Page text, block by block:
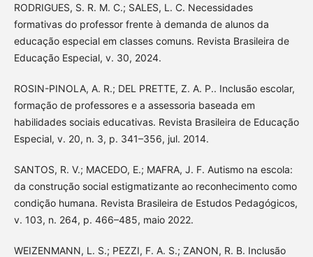
RODRIGUES, S. R. M. C.; SALES, L. C. Necessidades
formativas do professor frente à demanda de alunos da
educação especial em classes comuns. Revista Brasileira de
Educação Especial, v. 30, 2024.
ROSIN-PINOLA, A. R.; DEL PRETTE, Z. A. P.. Inclusão escolar,
formação de professores e a assessoria baseada em
habilidades sociais educativas. Revista Brasileira de Educação
Especial, v. 20, n. 3, p. 341–356, jul. 2014.
SANTOS, R. V.; MACEDO, E.; MAFRA, J. F. Autismo na escola:
da construção social estigmatizante ao reconhecimento como
condição humana. Revista Brasileira de Estudos Pedagógicos,
v. 103, n. 264, p. 466–485, maio 2022.
WEIZENMANN, L. S.; PEZZI, F. A. S.; ZANON, R. B. Inclusão